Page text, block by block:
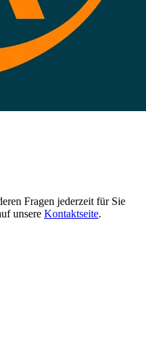
Fragen jederzeit für Sie
unsere Kontaktseite.